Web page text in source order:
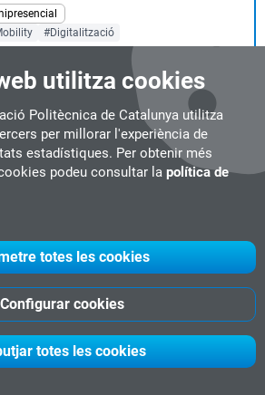
utilitza cookies
Politècnica de Catalunya utilitza
per millorar l'experiència de
estadístiques. Per obtenir més
podeu consultar la política de
totes les cookies
Configurar cookies
totes les cookies
#Digitalització
i al procés enfocat al
rèplica digital d'un actiu m...
Mobility: edició Istanbul
i al procés enfocat al
Smart Mobility: edició